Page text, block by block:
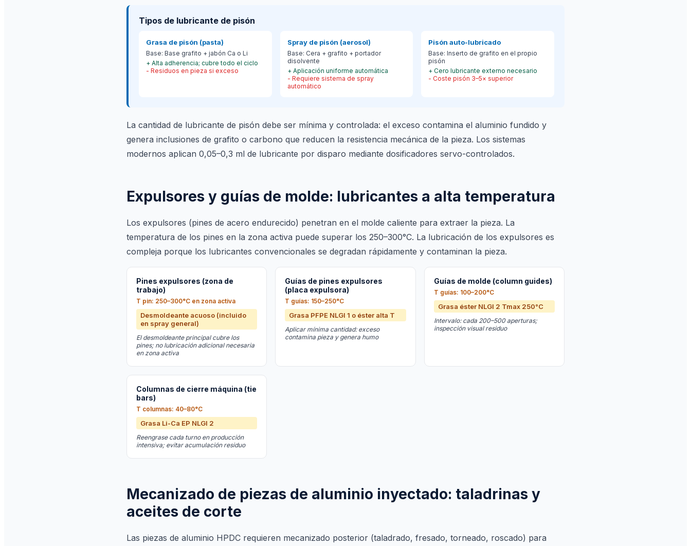
Tipos de lubricante de pisón
Grasa de pisón (pasta)
Base: Base grafito + jabón Ca o Li
+ Alta adherencia; cubre todo el ciclo
- Residuos en pieza si exceso
Spray de pisón (aerosol)
Base: Cera + grafito + portador
disolvente
+ Aplicación uniforme automática
- Requiere sistema de spray
automático
Pisón auto-lubricado
Base:Inserto de grafito en el propio
pisón
+Cero lubricante externo necesario
- Coste pisón 3–5× superior
La cantidad de lubricante de pisón debe ser mínima y controlada: el exceso contamina el aluminio fundido y
genera inclusiones de grafito o carbono que reducen la resistencia mecánica de la pieza. Los sistemas
modernos aplican 0,05–0,3 ml de lubricante por disparo mediante dosificadores servo-controlados.
Expulsores y guías de molde: lubricantes a alta temperatura
Los expulsores (pines de acero endurecido) penetran en el molde caliente para extraer la pieza. La
temperatura de los pines en la zona activa puede superar los 250–300°C. La lubricación de los expulsores es
compleja porque los lubricantes convencionales se degradan rápidamente y contaminan la pieza.
Pines expulsores (zona de
trabajo)
T pin: 250–300°C en zona activa
Desmoldeante acuoso (incluido
en spray general)
El desmoldeante principal cubre los
pines; no lubricación adicional necesaria
en zona activa
Guías de pines expulsores
(placa expulsora)
T guías: 150–250°C
Grasa PFPE NLGI 1 o éster alta T
Aplicar mínima cantidad: exceso
contamina pieza y genera humo
Guías de molde (column guides)
T guías: 100–200°C
Grasa éster NLGI 2 Tmax 250°C
Intervalo: cada 200–500 aperturas;
inspección visual residuo
Columnas de cierre máquina (tie
bars)
T columnas: 40–80°C
Grasa Li-Ca EP NLGI 2
Reengrase cada turno en producción
intensiva; evitar acumulación residuo
Mecanizado de piezas de aluminio inyectado: taladrinas y
aceites de corte
Las piezas de aluminio HPDC requieren mecanizado posterior (taladrado, fresado, torneado, roscado) para